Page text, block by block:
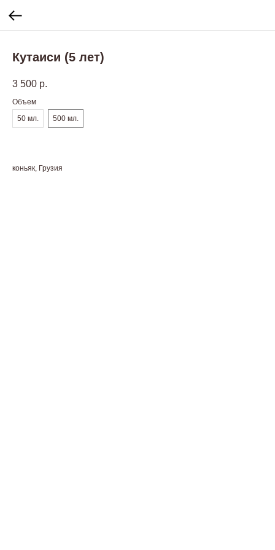
Кутаиси (5 лет)
3 500 р.
Объем
50 мл.
500 мл.
коньяк, Грузия